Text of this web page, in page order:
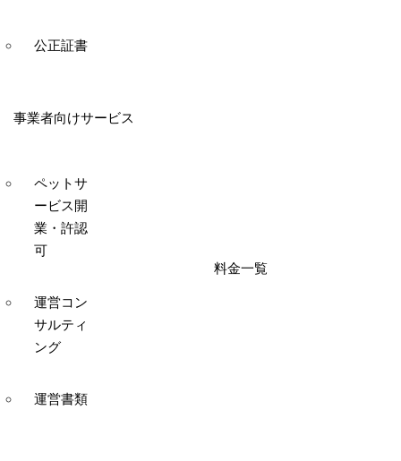
公正証書
事業者向けサービス
ペットサ
ービス開
業・許認
可
運営コン
サルティ
ング
運営書類
料金一覧